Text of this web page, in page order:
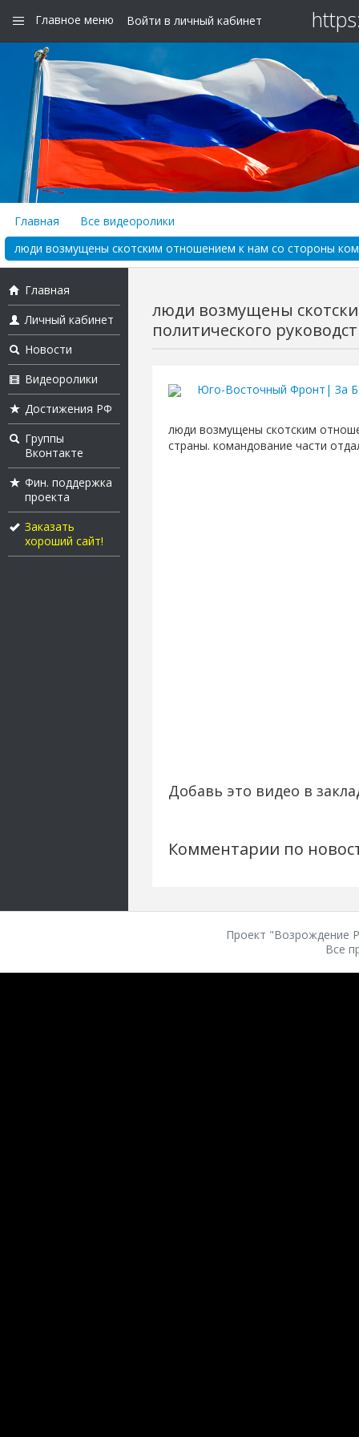
Главное меню Войти в личный кабинет
Главная
Все видеоролики
люди возмущены скотским отношением к нам со стороны
Главная
Личный кабинет
Новости
Видеоролики
Достижения РФ
Группы
Вконтакте
Фин. поддержка
проекта
Заказать
хороший сайт!
люди возмущены
политического
Юго-Восточный Фронт| За
люди возмущены скотским
страны. командование части
Добавь это видео в
Комментарии по
Проект "Возрождение
Все